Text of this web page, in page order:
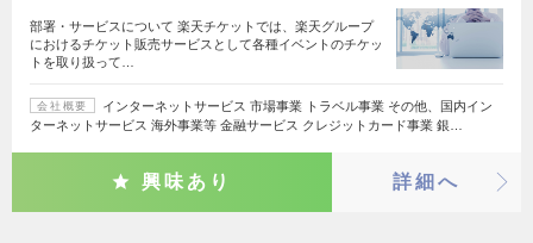
部署・サービスについて 楽天チケットでは、楽天グループ
におけるチケット販売サービスとして各種イベントのチケッ
トを取り扱って…
会社概要
インターネットサービス 市場事業 トラベル事業 その他、国内イン
ターネットサービス 海外事業等 金融サービス クレジットカード事業 銀…
興味あり 詳細へ